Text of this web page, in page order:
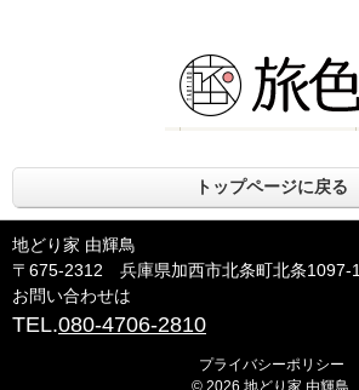
トップページに戻る
地どり家 由輝鳥
〒675-2312 兵庫県加西市北条町北条1097-1
お問い合わせは
TEL.080-4706-2810
プライバシーポリシー
© 2026 地どり家 由輝鳥.